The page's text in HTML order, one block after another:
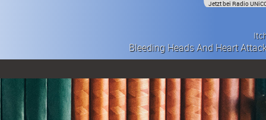
Jetzt bei Radio
Bleeding Heads And Heart